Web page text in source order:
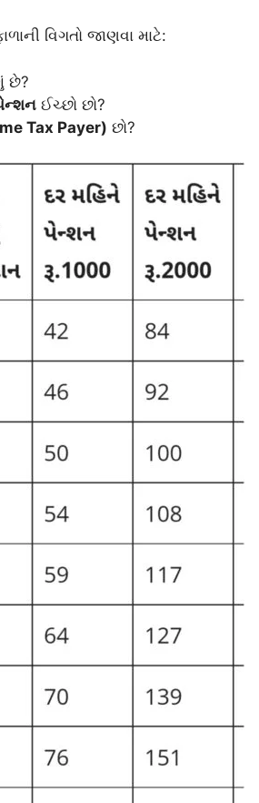
વિગતો જાણવા માટે:
છે?
ઈચ્છો છો?
Tax Payer) છો?